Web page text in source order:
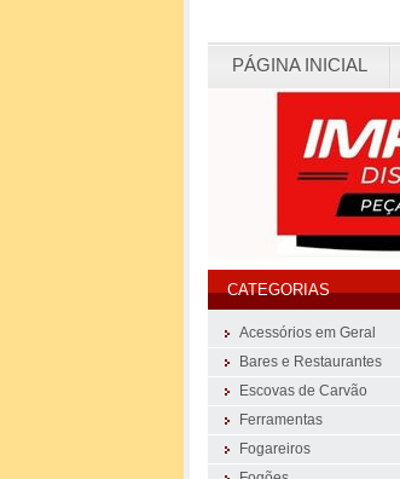
PÁGINA INICIAL
CATEGORIAS
Acessórios em Geral
Bares e Restaurantes
Escovas de Carvão
Ferramentas
Fogareiros